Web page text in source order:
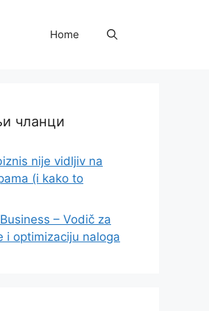
Home
чланци
nije vidljiv na
(i kako to
– Vodič za
i optimizaciju naloga